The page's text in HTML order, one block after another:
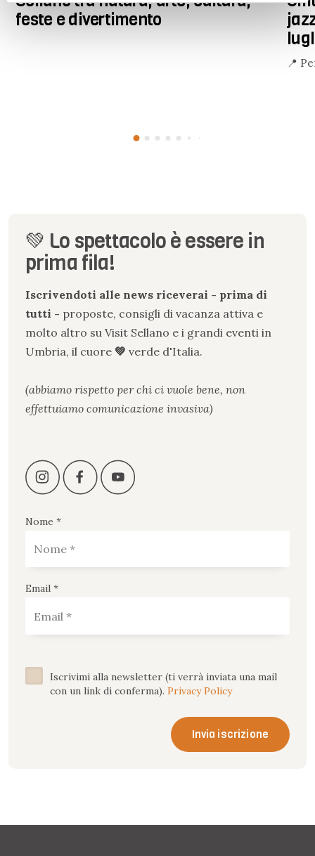
feste e divertimento
📍
💚 Lo spettacolo è essere in
prima fila!
Iscrivendoti alle news riceverai - prima di
tutti - proposte, consigli di vacanza attiva e
molto altro su Visit Sellano e i grandi eventi in
Umbria, il cuore 💚 verde d'Italia.
(abbiamo rispetto per chi ci vuole bene, non
effettuiamo comunicazione invasiva)
Nome *
Email *
Iscrivimi alla newsletter (ti verrà inviata una mail
con un link di conferma). Privacy Policy
Invia iscrizione